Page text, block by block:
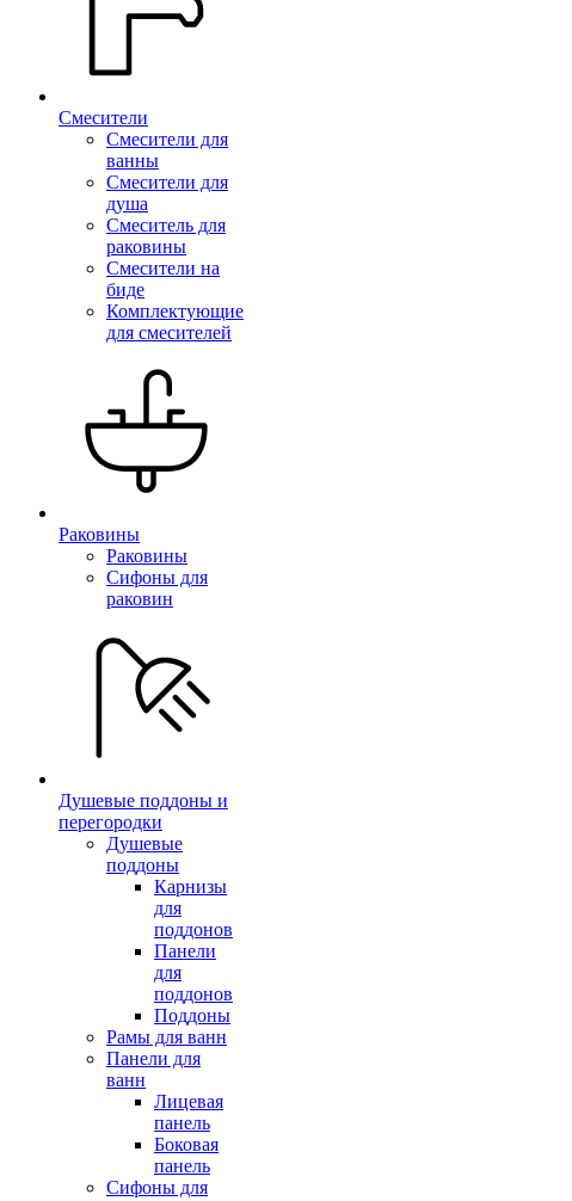
Смесители
Смесители для
ванны
Смесители для
душа
Смеситель для
раковины
Смесители на
биде
Комплектующие
для смесителей
Раковины
Раковины
Сифоны для
раковин
Душевые поддоны и
перегородки
Душевые
поддоны
Карнизы
для
поддонов
Панели
для
поддонов
Поддоны
Рамы для ванн
Панели для
ванн
Лицевая
панель
Боковая
панель
Сифоны для